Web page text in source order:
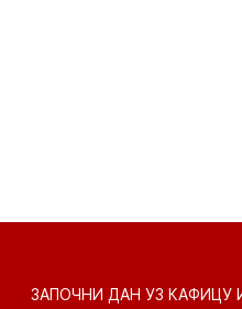
ЗАПОЧНИ ДАН УЗ КАФИЦУ